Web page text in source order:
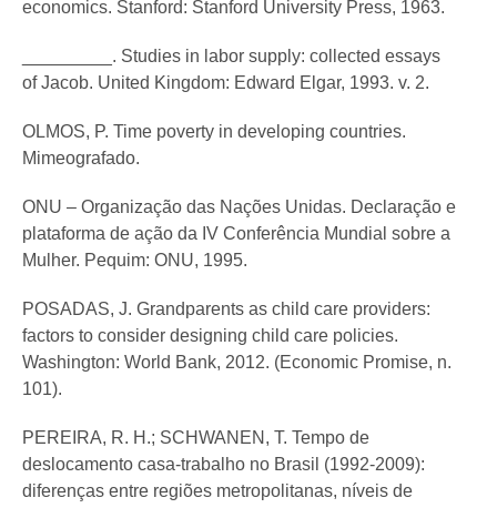
economics. Stanford: Stanford University Press, 1963.
_________. Studies in labor supply: collected essays
of Jacob. United Kingdom: Edward Elgar, 1993. v. 2.
OLMOS, P. Time poverty in developing countries.
Mimeografado.
ONU – Organização das Nações Unidas. Declaração e
plataforma de ação da IV Conferência Mundial sobre a
Mulher. Pequim: ONU, 1995.
POSADAS, J. Grandparents as child care providers:
factors to consider designing child care policies.
Washington: World Bank, 2012. (Economic Promise, n.
101).
PEREIRA, R. H.; SCHWANEN, T. Tempo de
deslocamento casa-trabalho no Brasil (1992-2009):
diferenças entre regiões metropolitanas, níveis de